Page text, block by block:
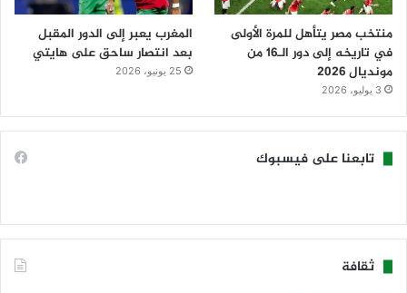
منتخب مصر يتأهل للمرة الأولى
في تاريخه إلى دور الـ16 من
مونديال 2026
3 يوليو، 2026
المغرب يعبر إلى الدور المقبل
بعد انتصار ساحق على هايتي
25 يونيو، 2026
تابعنا على فيسبوك
ثقافة